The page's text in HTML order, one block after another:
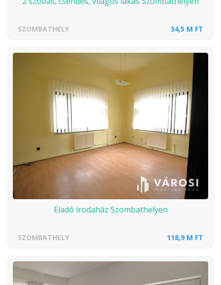
SZOMBATHELY 34,5 M FT
Eladó irodaház Szombathelyen
SZOMBATHELY 118,9 M FT